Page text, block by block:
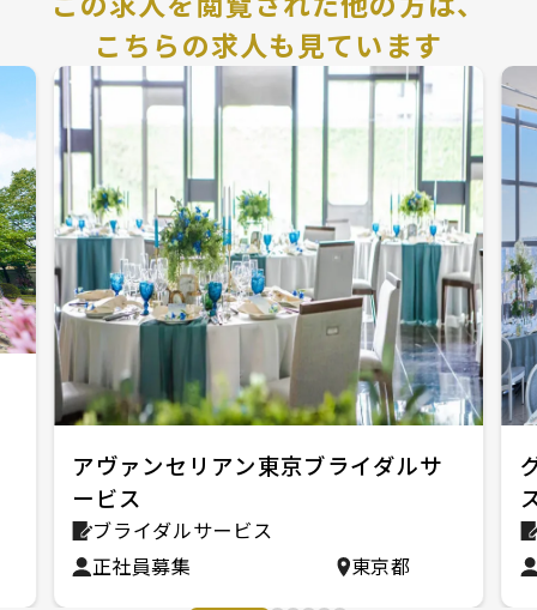
こちらの求人も見ています
アヴァンセリアン東京ブライダルサ
ービス
ブライダルサービス
正社員募集
東京都